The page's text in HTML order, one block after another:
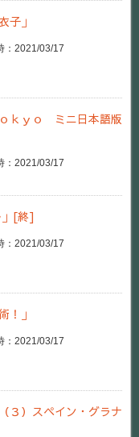
子」
2021/03/17
ｋｙｏ ミニ日本語版
2021/03/17
」[終]
2021/03/17
！」
2021/03/17
３）スペイン・グラナ